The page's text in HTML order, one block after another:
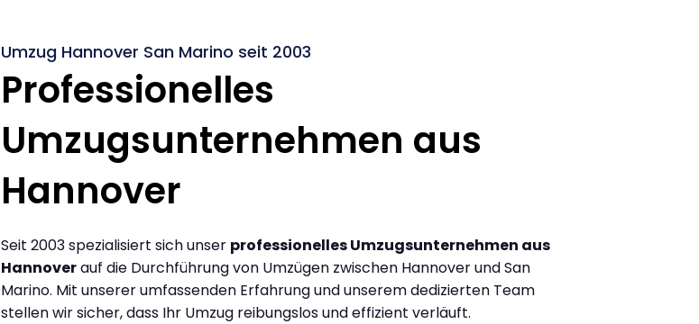
Umzug Hannover San Marino seit 2003
Professionelles
Umzugsunternehmen aus
Hannover
Seit 2003 spezialisiert sich unser professionelles Umzugsunternehmen aus
Hannoverauf die Durchführung von Umzügen zwischen Hannover und San
Marino. Mit unserer umfassenden Erfahrung und unserem dedizierten Team
stellen wir sicher, dass Ihr Umzug reibungslos und effizient verläuft.